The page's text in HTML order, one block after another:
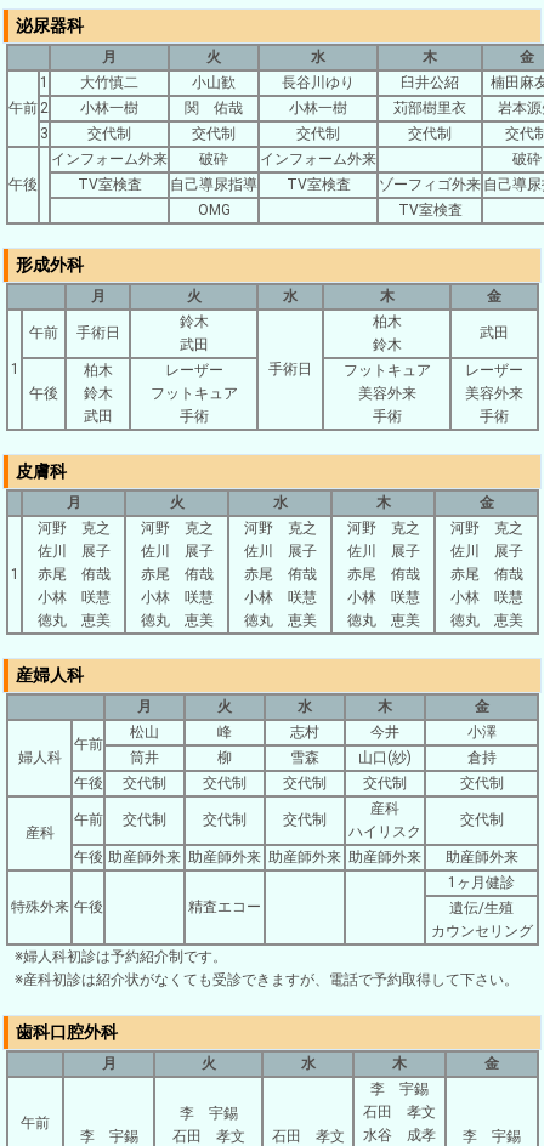
泌尿器科
月 火 水 木 金
午前
1 大竹慎二 小山歓 長谷川ゆり 臼井公紹
楠田麻
2
小林一樹 関 佑哉 小林一樹 苅部樹里衣
岩本
3
交代制 交代制 交代制 交代制 交代
午後
インフォーム外来 破砕 インフォーム外来
破砕
TV室検査
自己導尿指導 TV室検査 ゾーフィゴ外来 自己導
OMG
TV室検査
形成外科
月 火 水 木 金
1
午前 手術日
鈴木
武田
手術日
柏木
鈴木
武田
午後
柏木
鈴木
武田
レーザー
フットキュア
手術
フットキュア
美容外来
手術
レーザー
美容外来
手術
皮膚科
月 火 水 木 金
1
河野 克之
佐川 展子
赤尾 侑哉
小林 咲慧
徳丸 恵美
河野 克之
佐川 展子
赤尾 侑哉
小林 咲慧
徳丸 恵美
河野 克之
佐川 展子
赤尾 侑哉
小林 咲慧
徳丸 恵美
河野 克之
佐川 展子
赤尾 侑哉
小林 咲慧
徳丸 恵美
河野 克之
佐川 展子
赤尾 侑哉
小林 咲慧
徳丸 恵美
産婦人科
月 火 水 木 金
婦人科
午前
松山 峰 志村 今井
小澤
筒井
柳 雪森 山口(紗)
倉持
午後
交代制 交代制 交代制 交代制 交代制
産科
午前 交代制 交代制 交代制
産科
ハイリスク
交代制
午後 助産師外来 助産師外来 助産師外来 助産師外来 助産師外来
特殊外来 午後 精査エコー
1ヶ月健診
遺伝/生殖
カウンセリング
※婦人科初診は予約紹介制です。
※産科初診は紹介状がなくても受診できますが、電話で予約取得して下さい。
歯科口腔外科
月 火 水 木 金
午前
李 宇錫
李 宇錫
石田 孝文
石田 孝文
李 宇錫
石田 孝文
水谷 成孝
李 宇錫